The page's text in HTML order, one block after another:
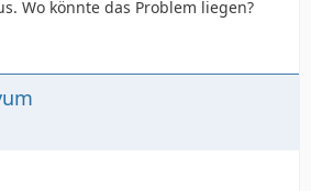
Wo könnte das Problem liegen?